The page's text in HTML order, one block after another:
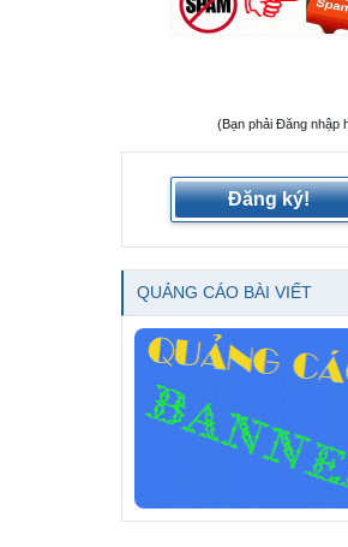
(Bạn phải Đăng nhập
Đăng ký!
QUẢNG CÁO BÀI VIẾT